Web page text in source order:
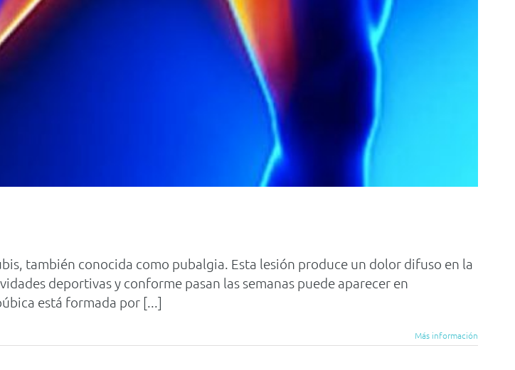
también conocida como pubalgia. Esta lesión produce un dolor difuso en la
deportivas y conforme pasan las semanas puede aparecer en
está formada por [...]
Más información